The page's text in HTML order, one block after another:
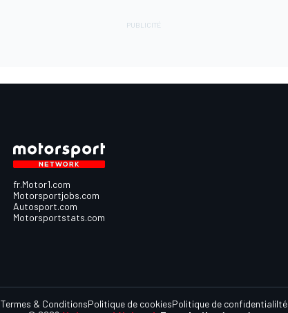
fr.Motor1.com
Motorsportjobs.com
Autosport.com
Motorsportstats.com
Termes & ConditionsPolitique de cookiesPolitique de confidentialilté